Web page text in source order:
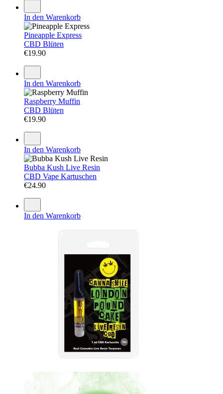
In den Warenkorb
Pineapple Express
CBD Blüten
€19.90
In den Warenkorb
Raspberry Muffin
CBD Blüten
€19.90
In den Warenkorb
Bubba Kush Live Resin
CBD Vape Kartuschen
€24.90
In den Warenkorb